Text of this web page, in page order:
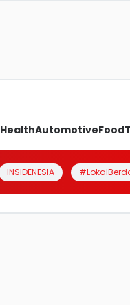
HealthAutomotiveFood
INSIDENESIA